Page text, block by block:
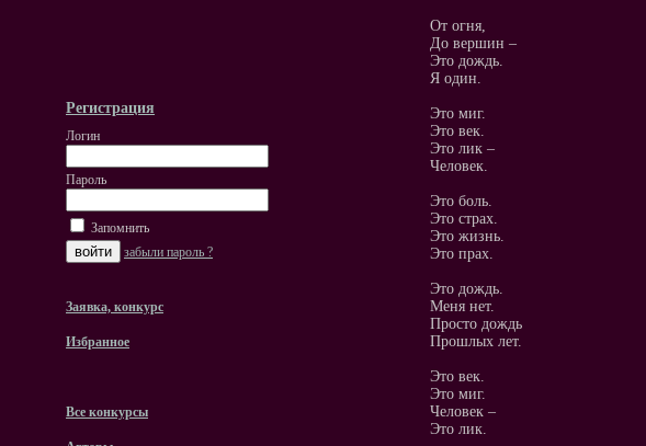
Регистрация
Логин
Пароль
Запомнить
забыли пароль ?
Заявка, конкурс
Избранное
Все конкурсы
От огня,
До вершин –
Это дождь.
Я один.
Это миг.
Это век.
Это лик –
Человек.
Это боль.
Это страх.
Это жизнь.
Это прах.
Это дождь.
Меня нет.
Просто дождь
Прошлых лет.
Это век.
Это миг.
Человек –
Это лик.